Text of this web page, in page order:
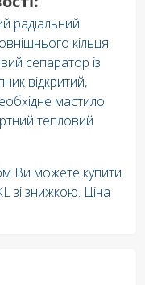
радіальний
кільця.
сепаратор із
відкритий,
мастило
тепловий
Ви можете купити
зі знижкою. Ціна